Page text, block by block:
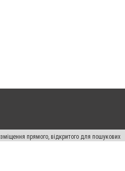
прямого, відкритого для пошукових